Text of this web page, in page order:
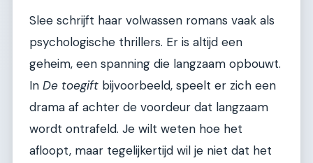
Slee schrijft haar volwassen romans vaak als
psychologische thrillers. Er is altijd een
geheim, een spanning die langzaam opbouwt.
In De toegift bijvoorbeeld, speelt er zich een
drama af achter de voordeur dat langzaam
wordt ontrafeld. Je wilt weten hoe het
afloopt, maar tegelijkertijd wil je niet dat het